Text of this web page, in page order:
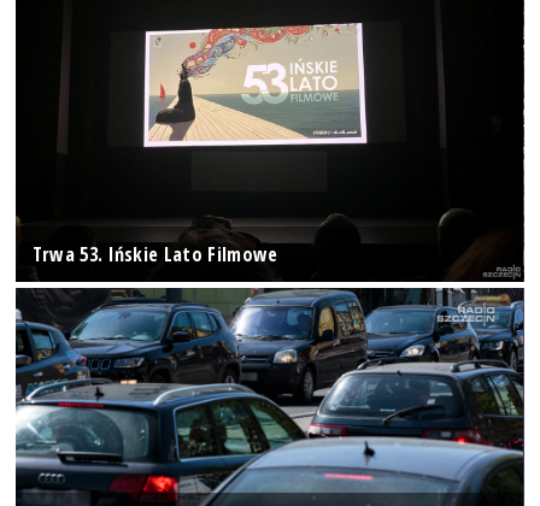
Trwa 53. Ińskie Lato Filmowe